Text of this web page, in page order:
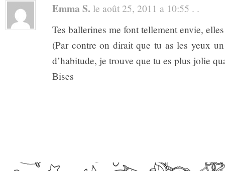
Emma S. le août 25, 2011 a 10:55 . .
Tes ballerines me font tellement envie,
(Par contre on dirait que tu as les yeux
d’habitude, je trouve que tu es plus jolie
Bises